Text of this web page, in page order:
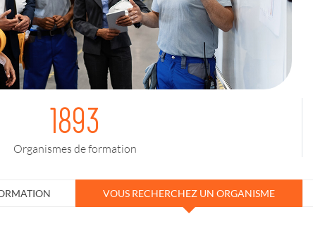
1893
Organismes de formation
VOUS RECHERCHEZ UN ORGANISME